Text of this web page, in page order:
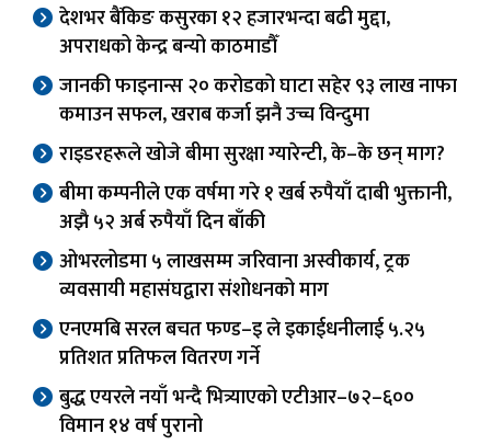
देशभर बैंकिङ कसुरका १२ हजारभन्दा बढी मुद्दा,
अपराधको केन्द्र बन्यो काठमाडौँ
जानकी फाइनान्स २० करोडको घाटा सहेर ९३ लाख नाफा
कमाउन सफल, खराब कर्जा झनै उच्च विन्दुमा
राइडरहरूले खोजे बीमा सुरक्षा ग्यारेन्टी, के–के छन् माग?
बीमा कम्पनीले एक वर्षमा गरे १ खर्ब रुपैयाँ दाबी भुक्तानी,
अझै ५२ अर्ब रुपैयाँ दिन बाँकी
ओभरलोडमा ५ लाखसम्म जरिवाना अस्वीकार्य, ट्रक
व्यवसायी महासंघद्वारा संशोधनको माग
एनएमबि सरल बचत फण्ड–इ ले इकाईधनीलाई ५.२५
प्रतिशत प्रतिफल वितरण गर्ने
बुद्ध एयरले नयाँ भन्दै भित्र्याएको एटीआर–७२–६००
विमान १४ वर्ष पुरानो